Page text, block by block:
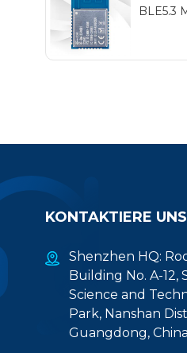
BLE5.3
KONTAKTIERE UNS
Shenzhen HQ:
Building No. A-12,
Science and
Park, Nanshan
Guangdong,